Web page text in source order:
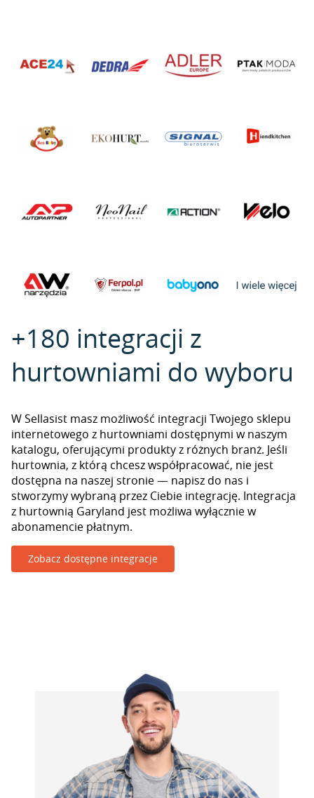
+180 integracji z
hurtowniami do wyboru
W Sellasist masz możliwość integracji Twojego sklepu
internetowego z hurtowniami dostępnymi w naszym
katalogu, oferującymi produkty z różnych branż. Jeśli
hurtownia, z którą chcesz współpracować, nie jest
dostępna na naszej stronie — napisz do nas i
stworzymy wybraną przez Ciebie integrację. Integracja
z hurtownią Garyland jest możliwa wyłącznie w
abonamencie płatnym.
Zobacz dostępne integracje